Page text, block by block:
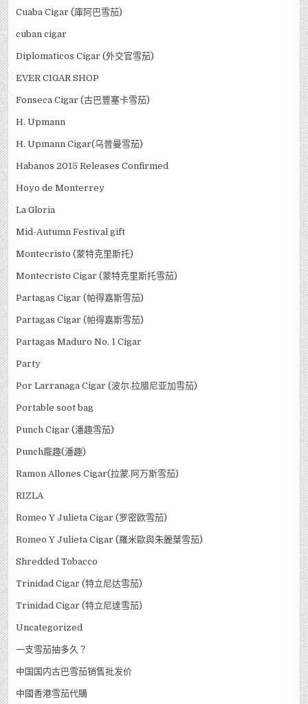
Cuaba Cigar (庫阿巴雪茄)
cuban cigar
Diplomaticos Cigar (外交官雪茄)
EVER CIGAR SHOP
Fonseca Cigar (古巴豐塞卡雪茄)
H. Upmann
H. Upmann Cigar(乌普曼雪茄)
Habanos 2015 Releases Confirmed
Hoyo de Monterrey
La Gloria
Mid-Autumn Festival gift
Montecristo (蒙特克里斯托)
Montecristo Cigar (蒙特克里斯托雪茄)
Partagas Cigar (帕得嘉斯雪茄)
Partagas Cigar (帕得嘉斯雪茄)
Partagas Maduro No. 1 Cigar
Party
Por Larranaga Cigar (波尔.拉腊尼亚加雪茄)
Portable soot bag
Punch Cigar (潘趣雪茄)
Punch龐趣(潘趣)
Ramon Allones Cigar(拉蒙.阿万斯雪茄)
RIZLA
Romeo Y Julieta Cigar (罗密欧雪茄)
Romeo Y Julieta Cigar (羅米歐與朱麗葉雪茄)
Shredded Tobacco
Trinidad Cigar (特立尼达雪茄)
Trinidad Cigar (特立尼達雪茄)
Uncategorized
一支雪茄抽多久？
中国国内古巴雪茄销售批发价
中國香港雪茄代購